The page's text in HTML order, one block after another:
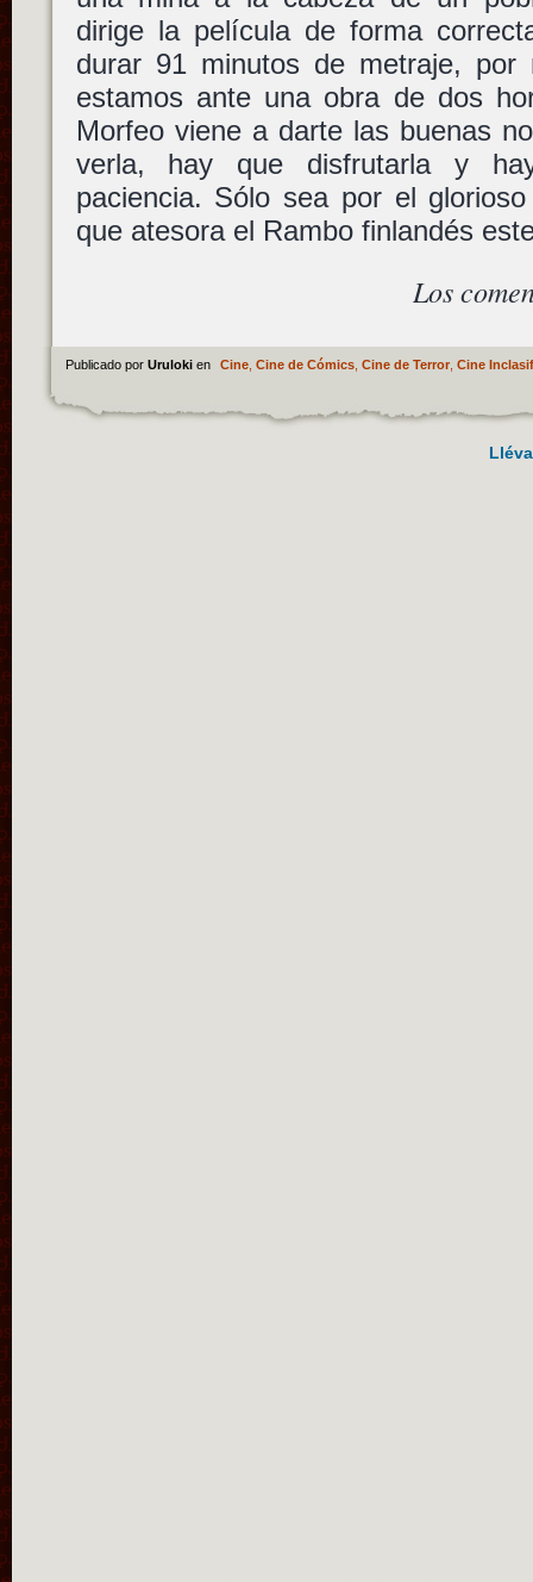
dirige la película de forma
durar 91 minutos de metraje, por
estamos ante una obra de dos
Morfeo viene a darte las buenas
verla, hay que disfrutarla y
paciencia. Sólo sea por el
que atesora el Rambo finlandés
Los
Publicado por Uruloki en Cine, Cine de Cómics, Cine de Terror, Cine